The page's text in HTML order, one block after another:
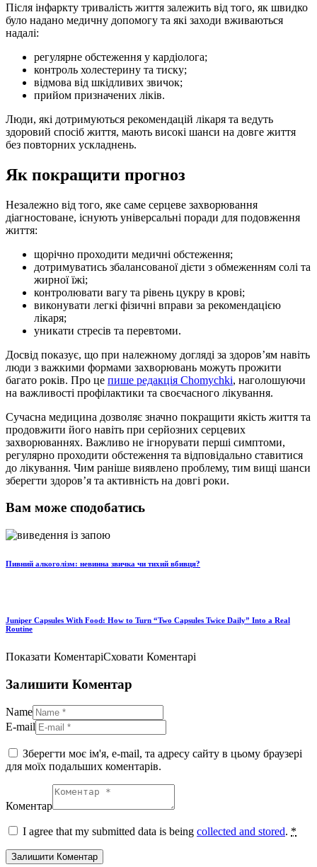
Після інфаркту тривалість життя залежить від того, як швидко
було надано медичну допомогу та які заходи вживаються
надалі:
регулярне обстеження у кардіолога;
контроль холестерину та тиску;
відмова від шкідливих звичок;
прийом призначених ліків.
Люди, які дотримуються рекомендацій лікаря та ведуть
здоровий спосіб життя, мають високі шанси на довге життя
без повторних ускладнень.
Як покращити прогноз
Незалежно від того, яке саме серцеве захворювання
діагностоване, існують універсальні поради для подовження
життя:
щорічно проходити медичні обстеження;
дотримуватись збалансованої дієти з обмеженням солі та
жирної їжі;
контролювати вагу та рівень цукру в крові;
виконувати легкі фізичні вправи за рекомендацією
лікаря;
уникати стресів та перевтоми.
Досвід показує, що при належному догляді за здоров’ям навіть
люди з важкими формами захворювань можуть прожити
багато років. Про це пише редакція Chomychki, наголошуючи
на важливості профілактики та своєчасного лікування.
Сучасна медицина дозволяє значно покращити якість життя та
продовжити його навіть при серйозних серцевих
захворюваннях. Важливо не ігнорувати перші симптоми,
регулярно проходити обстеження та відповідально ставитися
до лікування. Чим раніше виявлено проблему, тим вищі шанси
зберегти здоров’я та активність на довгі роки.
Вам може сподобатись
Пивний алкоголізм: невинна звичка чи тихий вбивця?
Juniper Capsules With Food: How to Turn “Two Capsules Twice Daily” Into a Real
Routine
Показати КоментаріСховати Коментарі
Залишити Коментар
Name
E-mail
Зберегти моє ім'я, e-mail, та адресу сайту в цьому браузері
для моїх подальших коментарів.
Коментар
I agree that my submitted data is being collected and stored. *